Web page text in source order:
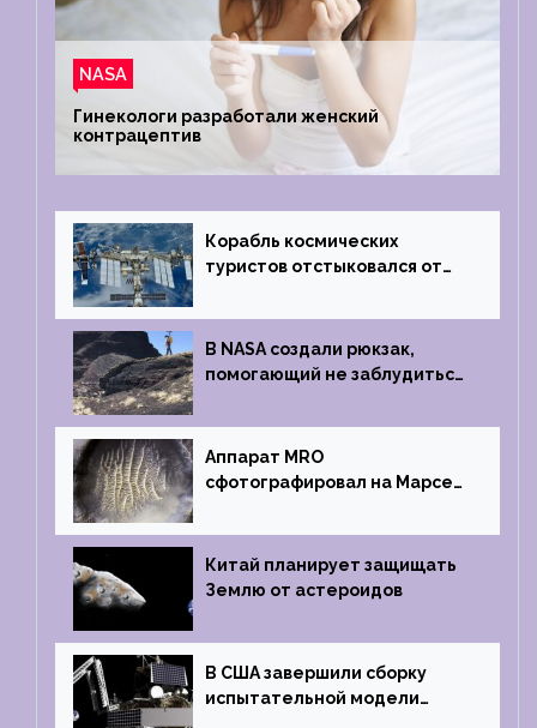
NASA
Гинекологи разработали женский
контрацептив
Корабль космических
туристов отстыковался от
на Землю
В NASA создали рюкзак,
помогающий не заблудиться
Аппарат MRO
сфотографировал на Марсе
на отпечаток пальца
Китай планирует защищать
Землю от астероидов
В США завершили сборку
испытательной модели